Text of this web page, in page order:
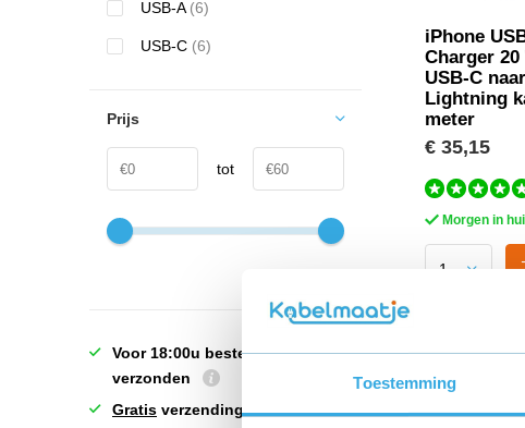
Toestemming
iPhone
Charger 20
USB-C naar
Lightning
meter
€ 35,15
Morgen in
USB-A (6)
USB-C (6)
Prijs
tot
Voor 18:00u besteld = vandaag
verzonden
Gratis verzending!